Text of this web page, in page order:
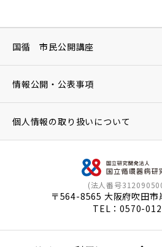
(法人番号
〒564-8565 大阪府吹田市
TEL：0570-
国循 市民公開講座
情報公開・公表事項
個人情報の取り扱いについて